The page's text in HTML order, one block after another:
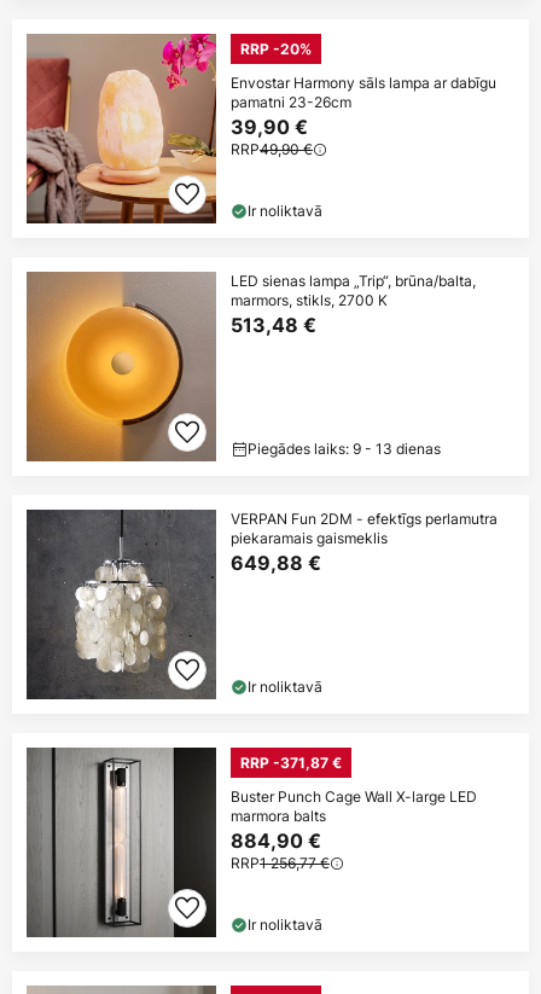
RRP -20%
Envostar Harmony sāls lampa ar dabīgu
pamatni 23-26cm
39,90 €
RRP49,90 €
Ir noliktavā
LED sienas lampa „Trip“, brūna/balta,
marmors, stikls, 2700 K
513,48 €
Piegādes laiks: 9 - 13 dienas
VERPAN Fun 2DM - efektīgs perlamutra
piekaramais gaismeklis
649,88 €
Ir noliktavā
RRP -371,87 €
Buster Punch Cage Wall X-large LED
marmora balts
884,90 €
RRP1 256,77 €
Ir noliktavā